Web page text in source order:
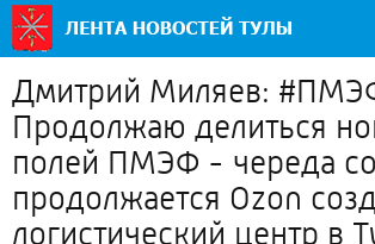
Дмитрий Миляев:
Продолжаю делиться
полей ПМЭФ - череда
продолжается Ozon
логистический центр в